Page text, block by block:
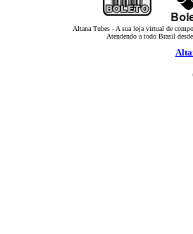
Altana Tubes - A sua loja virtual de
Atendendo a todo Brasil